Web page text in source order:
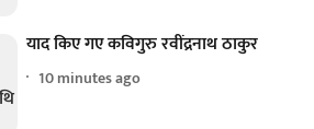
याद किए गए कविगुरु रवींद्रनाथ ठाकुर
10 minutes ago